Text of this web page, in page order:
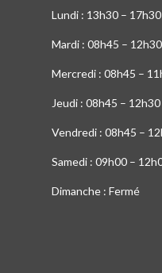
Lundi : 13h30 – 17h30
Mardi : 08h45 –
Mercredi : 08h45 –
Jeudi : 08h45 –
Vendredi : 08h45 –
Samedi : 09h00 –
Dimanche : Fermé